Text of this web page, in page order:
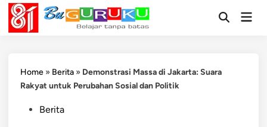
Skip
content
OpenMain
Home » Berita » Demonstrasi Massa di Jakarta: Suara
Rakyat untuk Perubahan Sosial dan Politik
PostedBerita